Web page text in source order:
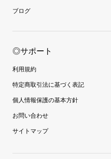
ブログ
◎サポート
利用規約
特定商取引法に基づく表記
個人情報保護の基本方針
お問い合わせ
サイトマップ